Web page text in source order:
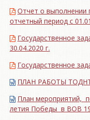
Отчет о выполнении
отчетный период с
Государственное
30.04.2020 г.
Государственное
ПЛАН РАБОТЫ
План мероприятий,
летия Победы в ВОВ